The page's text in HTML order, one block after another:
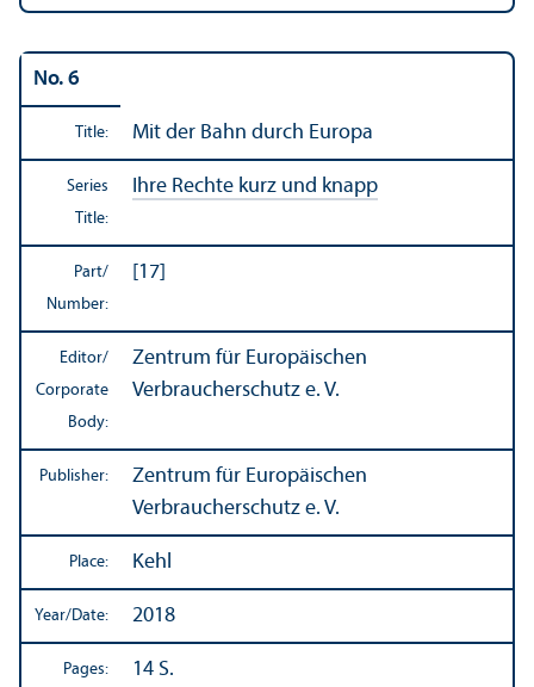
No. 6
Title: Mit der Bahn durch Europa
Series
Title:
Ihre Rechte kurz und knapp
Part/
Number:
[17]
Editor/
Corporate
Body:
Zentrum für Europäischen
Verbraucherschutz e. V.
Publisher:
Zentrum für Europäischen
Verbraucherschutz e. V.
Place: Kehl
Year/Date: 2018
Pages: 14 S.